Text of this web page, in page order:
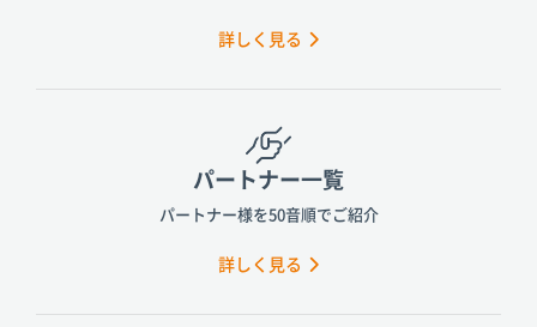
詳しく見る
パートナー一覧
パートナー様を50音順でご紹介
詳しく見る